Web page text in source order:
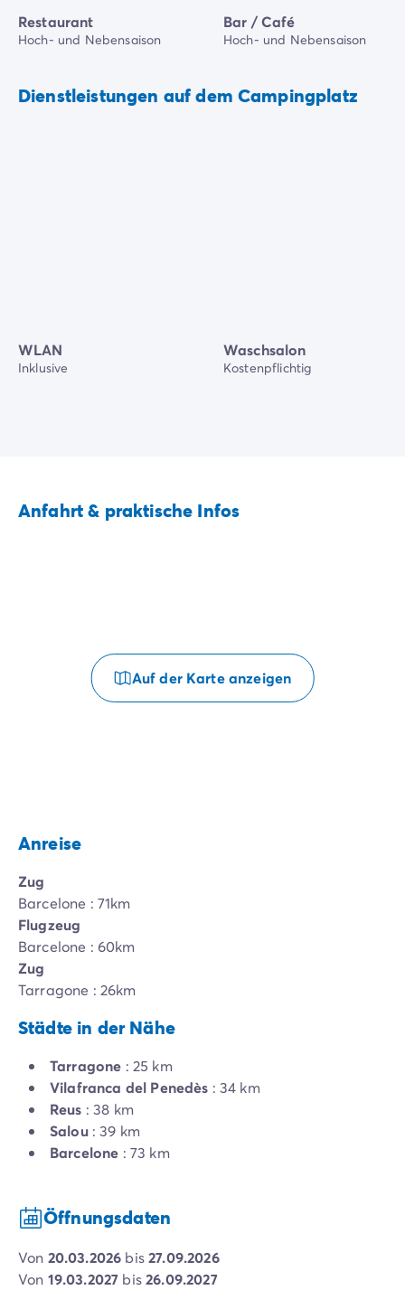
Restaurant
Hoch- und Nebensaison
Bar / Café
Hoch- und Nebensaison
Dienstleistungen auf dem Campingplatz
WLAN
Inklusive
Waschsalon
Kostenpflichtig
Anfahrt & praktische Infos
Auf der Karte anzeigen
Anreise
Zug
Barcelone : 71km
Flugzeug
Barcelone : 60km
Zug
Tarragone : 26km
Städte in der Nähe
Tarragone : 25 km
Vilafranca del Penedès : 34 km
Reus : 38 km
Salou: 39 km
Barcelone : 73 km
Öffnungsdaten
von 20.03.2026 bis27.09.2026
von 19.03.2027 bis26.09.2027